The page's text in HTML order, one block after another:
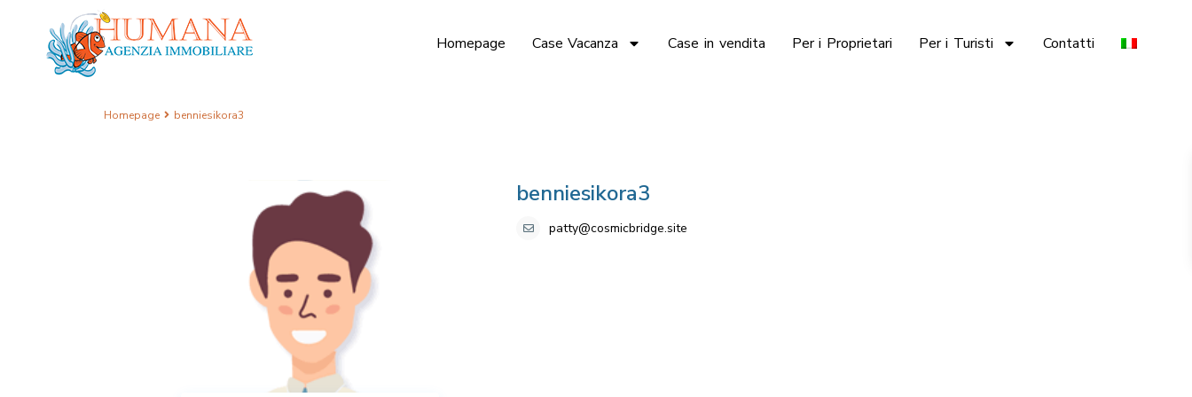
Homepage Case Vacanza Case in vendita Per i Proprietari Per i Turisti Contatti
Homepage benniesikora3
benniesikora3
patty@cosmicbridge.site